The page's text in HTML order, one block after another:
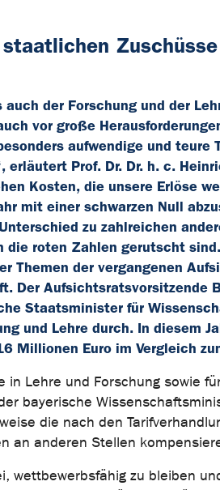
der Forschung und der
vor große
aufwendige und teure
Prof. Dr. Dr. h. c.
Kosten, die unsere Erlöse
mit einer schwarzen Null
zu zahlreichen
roten Zahlen gerutscht
Themen der vergangenen
Der Aufsichtsratsvorsitzende
Staatsminister für
und Lehre durch. In diesem
Millionen Euro im Vergleich
Lehre und Forschung sowie
bayerische
die nach den
an anderen Stellen
wettbewerbsfähig zu bleiben